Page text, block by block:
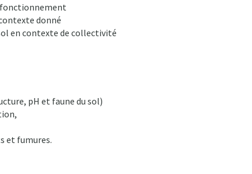
fonctionnement
donné
en contexte de collectivité
pH et faune du sol)
et fumures.